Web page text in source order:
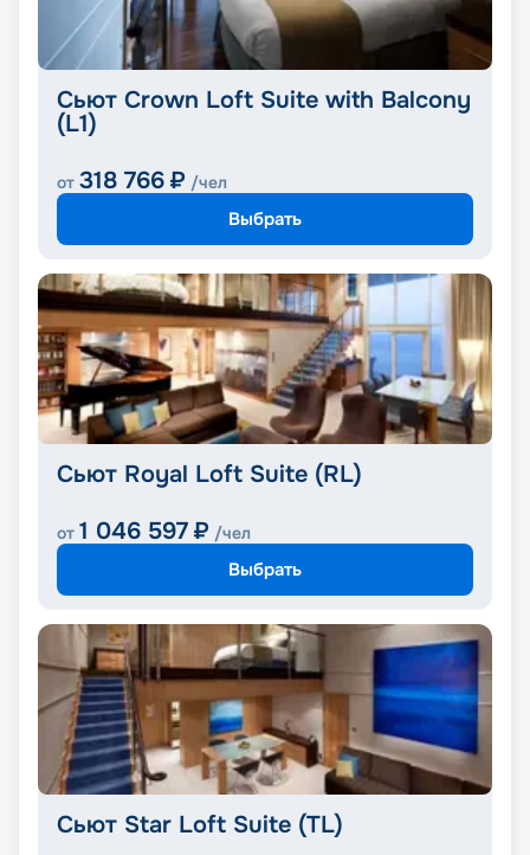
Сьют Crown Loft Suite with Balcony
(L1)
от 318 766 ₽ /чел
Выбрать
Сьют Royal Loft Suite (RL)
от 1 046 597 ₽ /чел
Выбрать
Сьют Star Loft Suite (TL)